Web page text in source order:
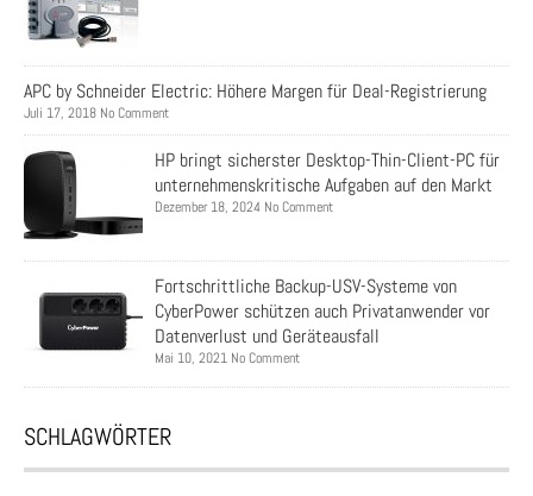
APC by Schneider Electric: Höhere Margen für Deal-Registrierung
Juli 17, 2018 No Comment
HP bringt sicherster Desktop-Thin-Client-PC für
unternehmenskritische Aufgaben auf den Markt
Dezember 18, 2024 No Comment
Fortschrittliche Backup-USV-Systeme von
CyberPower schützen auch Privatanwender vor
Datenverlust und Geräteausfall
Mai 10, 2021 No Comment
SCHLAGWÖRTER